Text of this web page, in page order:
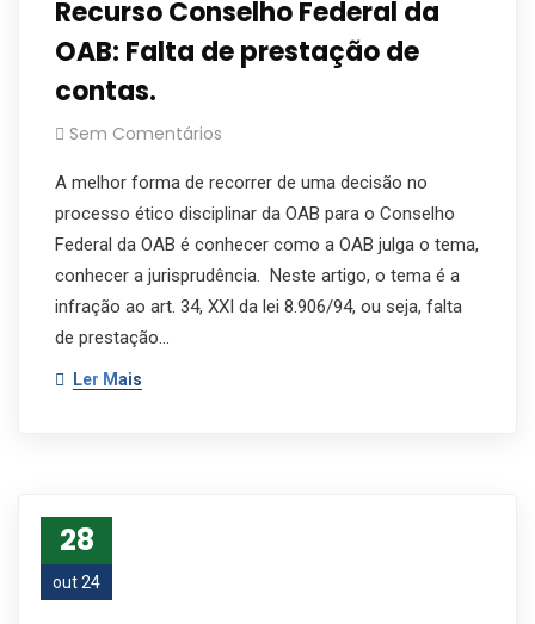
Recurso Conselho Federal da
OAB: Falta de prestação de
contas.
Sem Comentários
A melhor forma de recorrer de uma decisão no
processo ético disciplinar da OAB para o Conselho
Federal da OAB é conhecer como a OAB julga o tema,
conhecer a jurisprudência. Neste artigo, o tema é a
infração ao art. 34, XXI da lei 8.906/94, ou seja, falta
de prestação…
Ler Mais
28
out 24